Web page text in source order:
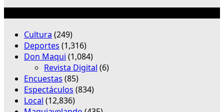
Cultura (249)
Deportes (1,316)
Don Maqui (1,084)
Revista Digital (6)
Encuestas (85)
Espectáculos (834)
Local (12,836)